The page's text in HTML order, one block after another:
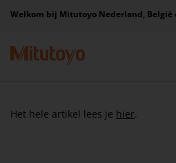
Welkom bij Mitutoyo Nederland, België
Het hele artikel lees je hier.